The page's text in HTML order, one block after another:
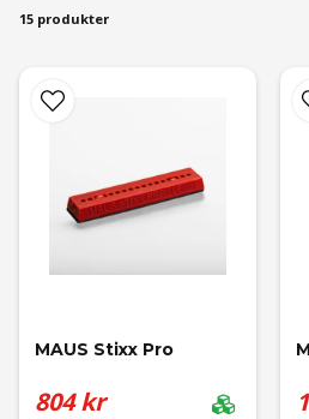
15 produkter
MAUS Stixx Pro
804 kr